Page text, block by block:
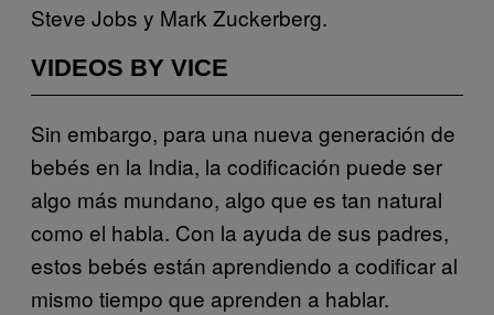
Steve Jobs y Mark Zuckerberg.
VIDEOS BY VICE
Sin embargo, para una nueva generación de
bebés en la India, la codificación puede ser
algo más mundano, algo que es tan natural
como el habla. Con la ayuda de sus padres,
estos bebés están aprendiendo a codificar al
mismo tiempo que aprenden a hablar.